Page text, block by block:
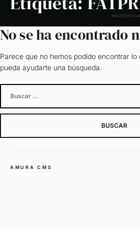
No se ha encontrado
Parece que no hemos podido encontrar
pueda ayudarte una búsqueda.
AMURA CMS